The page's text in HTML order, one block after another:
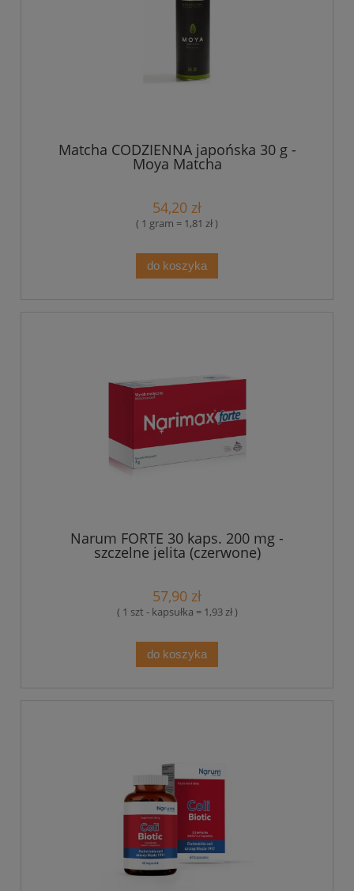
Matcha CODZIENNA japońska 30 g -
Moya Matcha
54,20 zł
( 1 gram = 1,81 zł )
do koszyka
Narum FORTE 30 kaps. 200 mg -
szczelne jelita (czerwone)
57,90 zł
( 1 szt - kapsułka = 1,93 zł )
do koszyka